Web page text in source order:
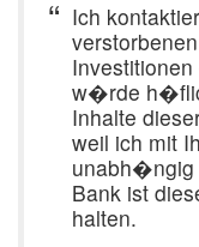
Ich
w�rde
Inhalte
weil ich mit
unabh�ngig
Bank ist
halten.